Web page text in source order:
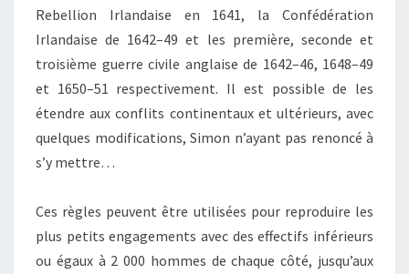
Rebellion Irlandaise en 1641, laConfédération
Irlandaise de 1642–49 et les première, seconde et
troisième guerre civile anglaise de 1642–46, 1648–49
et 1650–51 respectivement. Il est possible de les
étendre aux conflits continentaux et ultérieurs, avec
quelques modifications, Simon n’ayant pas renoncé à
s’y mettre…
Ces règles peuvent être utilisées pour reproduire les
plus petits engagements avec des effectifs inférieurs
ou égaux à 2 000 hommes de chaque côté, jusqu’aux